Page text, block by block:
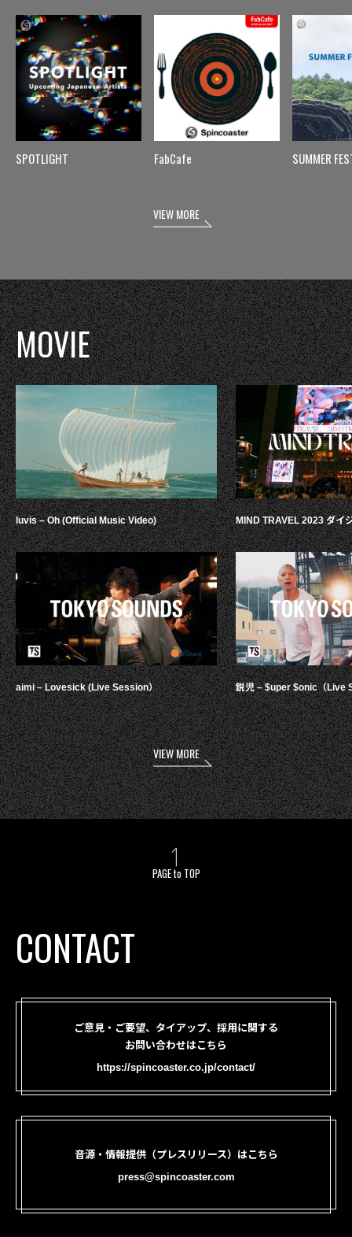
SPOTLIGHT FabCafe SUMMER
VIEW MORE
MOVIE
luvis – Oh (Official Music Video)
aimi – Lovesick (Live Session）
MIND TRAVEL 2023 ダイ
鋭児 – $uper $onic（Live
VIEW MORE
PAGE to TOP
CONTACT
ご意見・ご要望、タイアップ、採用に関する
お問い合わせはこちら
https://spincoaster.co.jp/contact/
音源・情報提供（プレスリリース）はこちら
press@spincoaster.com